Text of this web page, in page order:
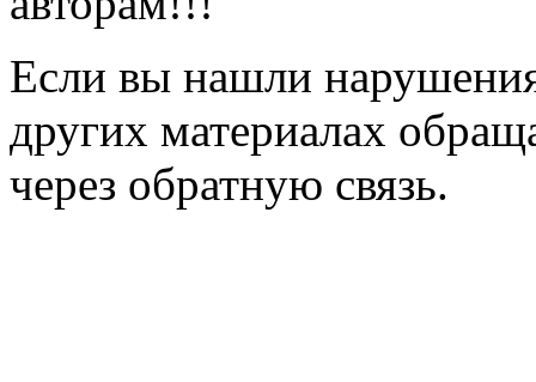
Если вы нашли
других материалах
через обратную связь.